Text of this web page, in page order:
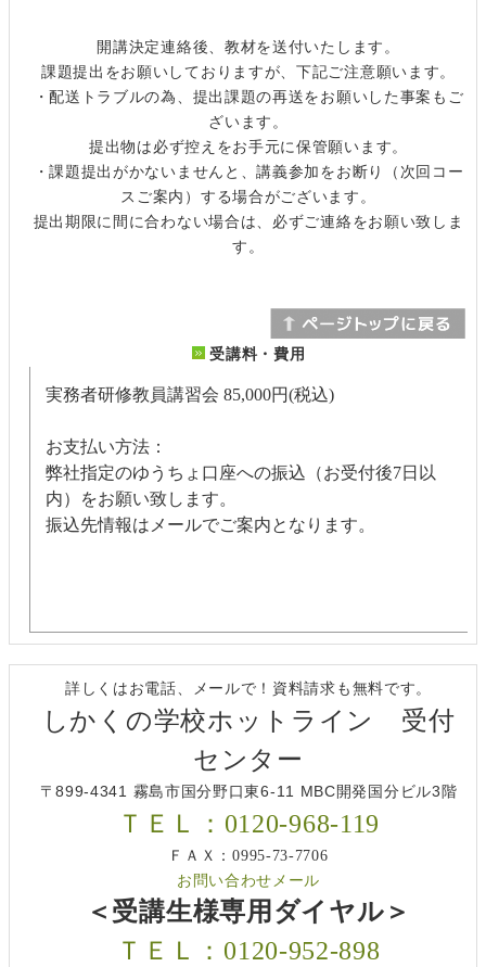
開講決定連絡後、教材を送付いたします。
課題提出をお願いしておりますが、下記ご注意願います。
・配送トラブルの為、提出課題の再送をお願いした事案もご
ざいます。
提出物は必ず控えをお手元に保管願います。
・課題提出がかないませんと、講義参加をお断り（次回コー
スご案内）する場合がございます。
提出期限に間に合わない場合は、必ずご連絡をお願い致しま
す。
受講料・費用
実務者研修教員講習会 85,000円(税込)
お支払い方法：
弊社指定のゆうちょ口座への振込（お受付後7日以
内）をお願い致します。
振込先情報はメールでご案内となります。
詳しくはお電話、メールで！資料請求も無料です。
しかくの学校ホットライン 受付
センター
〒899-4341 霧島市国分野口東6-11 MBC開発国分ビル3階
ＴＥＬ：0120-968-119
ＦＡＸ：0995-73-7706
お問い合わせメール
＜受講生様専用ダイヤル＞
ＴＥＬ：0120-952-898